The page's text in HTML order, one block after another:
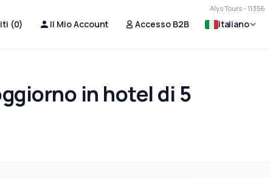
Alys Tours - 11356
(0) Il Mio Account Accesso B2B Italiano
in hotel di 5